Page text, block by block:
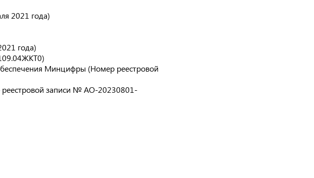
2021 года)
года)
Минцифры (Номер реестровой
реестровой записи № АО-20230801-